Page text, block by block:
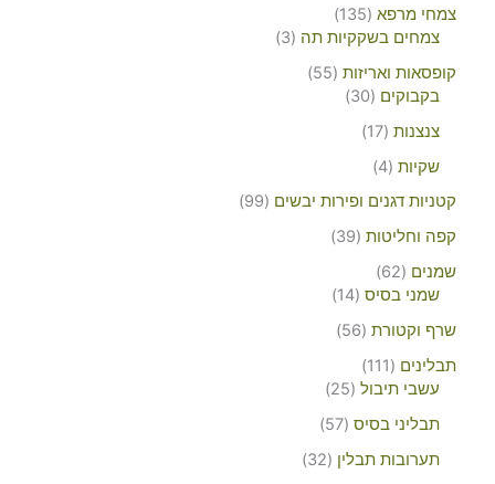
צמחי מרפא 135
צמחים בשקקיות תה
3
קופסאות ואריזות 55
בקבוקים 30
צנצנות 17
שקיות 4
קטניות דגנים ופירות יבשים
99
קפה וחליטות 39
שמנים
62
שמני בסיס 14
שרף וקטורת 56
תבלינים
111
עשבי תיבול 25
תבליני בסיס 57
תערובות תבלין
32